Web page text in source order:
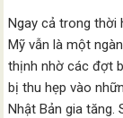
Ngay cả trong thời
Mỹ vẫn là một
thịnh nhờ các đợt
bị thu hẹp vào
Nhật Bản gia tăng.